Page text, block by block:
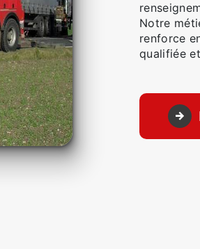
Notre
renforce
qualifiée